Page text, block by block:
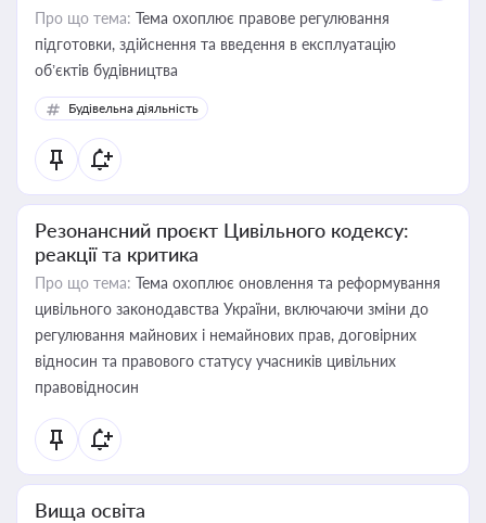
Про що тема: Тема охоплює правове регулювання
підготовки, здійснення та введення в експлуатацію
об’єктів будівництва
Будівельна діяльність
Резонансний проєкт Цивільного кодексу:
реакції та критика
Про що тема: Тема охоплює оновлення та реформування
цивільного законодавства України, включаючи зміни до
регулювання майнових і немайнових прав, договірних
відносин та правового статусу учасників цивільних
правовідносин
Вища освіта